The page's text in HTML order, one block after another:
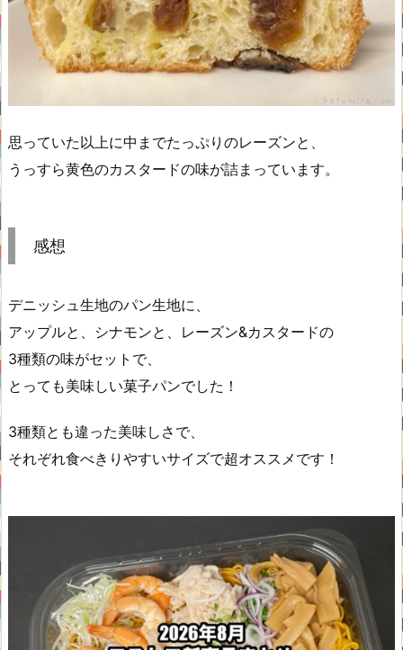
思っていた以上に中までたっぷりのレーズンと、
うっすら黄色のカスタードの味が詰まっています。
感想
デニッシュ生地のパン生地に、
アップルと、シナモンと、レーズン&カスタードの
3種類の味がセットで、
とっても美味しい菓子パンでした！
3種類とも違った美味しさで、
それぞれ食べきりやすいサイズで超オススメです！